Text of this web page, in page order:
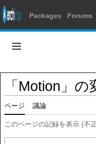
Packages Forums
ス
キ
ッ
プ
メインメニュー
「Motion」の
ページ 議論
このページの記録を表示 (不